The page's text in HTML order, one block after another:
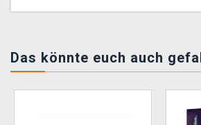
Das könnte euch auch